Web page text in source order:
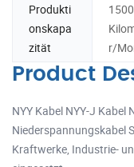
Produkti
onskapa
zität
1500
r/
Product
NYY Kabel NYY-J Kabel
Niederspannungskabel
Kraftwerke, Industrie-